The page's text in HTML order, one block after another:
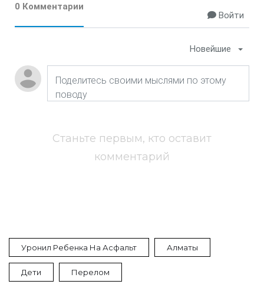
0 Комментарии
Войти
Новейшие
Станьте первым, кто оставит
комментарий
Уронил Ребенка На Асфальт Алматы
Дети Перелом